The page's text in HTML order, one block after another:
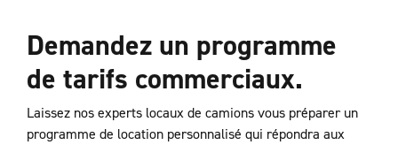
Demandez un programme
de tarifs commerciaux.
Laissez nos experts locaux de camions vous préparer un
programme de location personnalisé qui répondra aux